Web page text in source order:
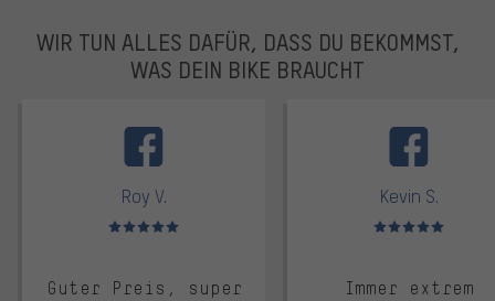
WIR TUN ALLES DAFÜR, DASS DU BEKOMMST,
WAS DEIN BIKE BRAUCHT
Roy V.
Bewertungen: 5 von 5
Guter Preis, super
Kevin S.
Bewertungen: 5 von 5
Immer extrem